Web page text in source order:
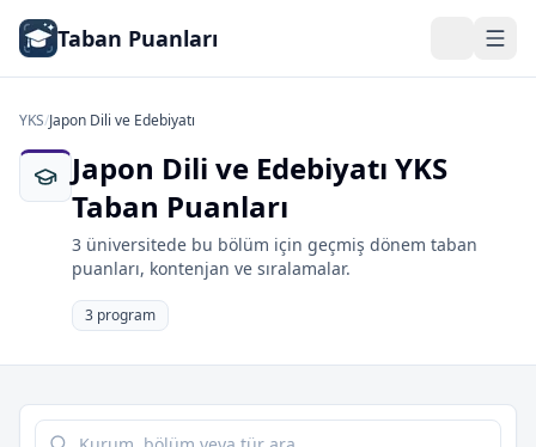
Taban Puanları
YKS/Japon Dili ve Edebiyatı
Japon Dili ve Edebiyatı YKS
Taban Puanları
3 üniversitede bu bölüm için geçmiş dönem taban
puanları, kontenjan ve sıralamalar.
3 program
Tabloda ara